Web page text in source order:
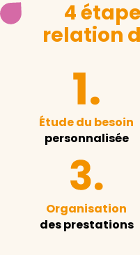
4
relation
Étude du besoin
personnalisée
Organisation
des prestations